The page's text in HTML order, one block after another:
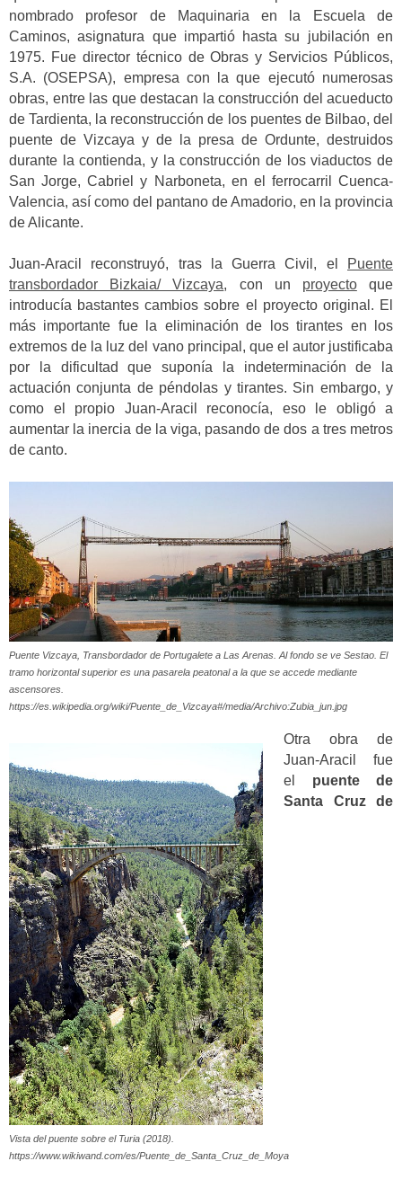
nombrado profesor de Maquinaria en la Escuela de
Caminos, asignatura que impartió hasta su jubilación en
1975. Fue director técnico de Obras y Servicios Públicos,
S.A. (OSEPSA), empresa con la que ejecutó numerosas
obras, entre las que destacan la construcción del acueducto
de Tardienta, la reconstrucción de los puentes de Bilbao, del
puente de Vizcaya y de la presa de Ordunte, destruidos
durante la contienda, y la construcción de los viaductos de
San Jorge, Cabriel y Narboneta, en el ferrocarril Cuenca-
Valencia, así como del pantano de Amadorio, en la provincia
de Alicante.
Juan-Aracil reconstruyó, tras la Guerra Civil, el
Puente
transbordador Bizkaia/ Vizcaya, con un proyectoque
introducía bastantes cambios sobre el proyecto original. El
más importante fue la eliminación de los tirantes en los
extremos de la luz del vano principal, que el autor justificaba
por la dificultad que suponía la indeterminación de la
actuación conjunta de péndolas y tirantes. Sin embargo, y
como el propio Juan-Aracil reconocía, eso le obligó a
aumentar la inercia de la viga, pasando de dos a tres metros
de canto.
Puente Vizcaya, Transbordador de Portugalete a Las Arenas. Al fondo se ve Sestao. El
tramo horizontal superior es una pasarela peatonal a la que se accede mediante
ascensores.
https://es.wikipedia.org/wiki/Puente_de_Vizcaya#/media/Archivo:Zubia_jun.jpg
Vista del puente sobre el Turia (2018).
https://www.wikiwand.com/es/Puente_de_Santa_Cruz_de_Moya
Otra obra de
Juan-Aracil fue
el puente de
Santa Cruz de